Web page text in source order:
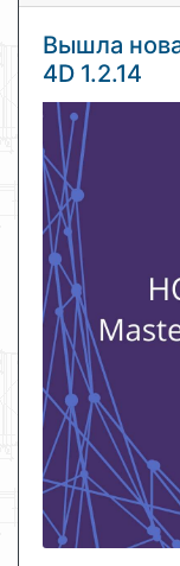
Вышла
4D 1.2.14